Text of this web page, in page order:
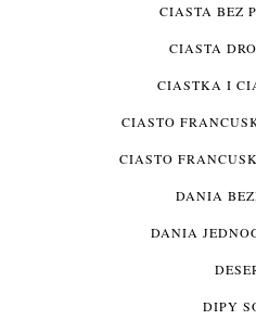
CIASTA BEZ
CIASTA
CIASTKA I
CIASTO
CIASTO
DANIA
DANIA
DIPY